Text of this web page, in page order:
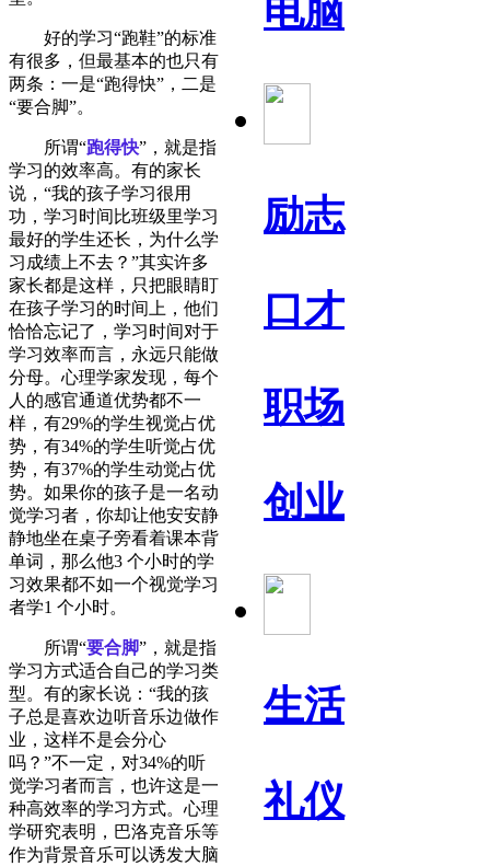
电脑
励志
口才
职场
创业
生活
礼仪
好的学习“跑鞋”的标准
有很多，但最基本的也只有
两条：一是“跑得快”，二是
“要合脚”。
所谓“跑得快”，就是指
学习的效率高。有的家长
说，“我的孩子学习很用
功，学习时间比班级里学习
最好的学生还长，为什么学
习成绩上不去？”其实许多
家长都是这样，只把眼睛盯
在孩子学习的时间上，他们
恰恰忘记了，学习时间对于
学习效率而言，永远只能做
分母。心理学家发现，每个
人的感官通道优势都不一
样，有29%的学生视觉占优
势，有34%的学生听觉占优
势，有37%的学生动觉占优
势。如果你的孩子是一名动
觉学习者，你却让他安安静
静地坐在桌子旁看着课本背
单词，那么他3 个小时的学
习效果都不如一个视觉学习
者学1 个小时。
所谓“要合脚”，就是指
学习方式适合自己的学习类
型。有的家长说：“我的孩
子总是喜欢边听音乐边做作
业，这样不是会分心
吗？”不一定，对34%的听
觉学习者而言，也许这是一
种高效率的学习方式。心理
学研究表明，巴洛克音乐等
作为背景音乐可以诱发大脑